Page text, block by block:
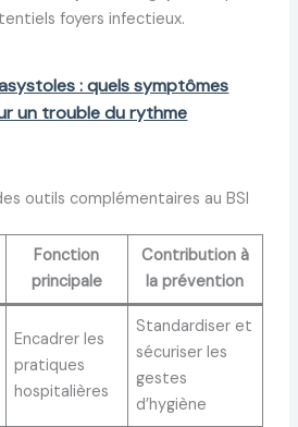
foyers infectieux.
: quels symptômes
un trouble du rythme
outils complémentaires au BSI
Fonction
principale
Contribution à
la prévention
Encadrer les
pratiques
hospitalières
Standardiser et
sécuriser les
gestes
d’hygiène